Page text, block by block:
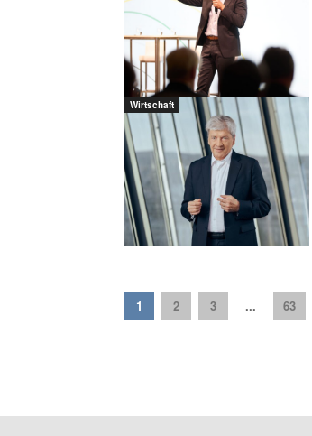
Wirtschaft
1 2 3 ... 63